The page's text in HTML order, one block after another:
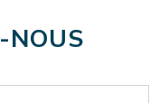
NOUS